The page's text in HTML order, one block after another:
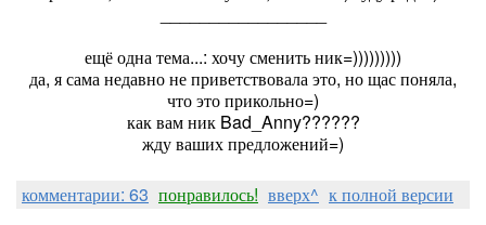
ещё одна тема...: хочу сменить ник=)))))))))
да, я сама недавно не приветствовала это, но щас поняла,
что это прикольно=)
как вам ник Bad_Anny??????
жду ваших предложений=)
комментарии: 63 понравилось! вверх^ к полной версии